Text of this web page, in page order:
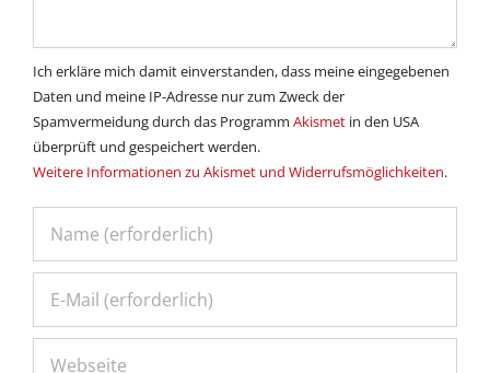
Ich erkläre mich damit einverstanden, dass meine eingegebenen
Daten und meine IP-Adresse nur zum Zweck der
Spamvermeidung durch das Programm Akismetin den USA
überprüft und gespeichert werden.
Weitere Informationen zu Akismet und Widerrufsmöglichkeiten.